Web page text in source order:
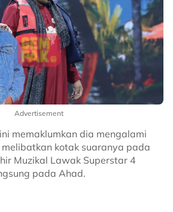
Advertisement
memaklumkan dia mengalami
kotak suaranya pada
Muzikal Lawak Superstar 4
pada Ahad.